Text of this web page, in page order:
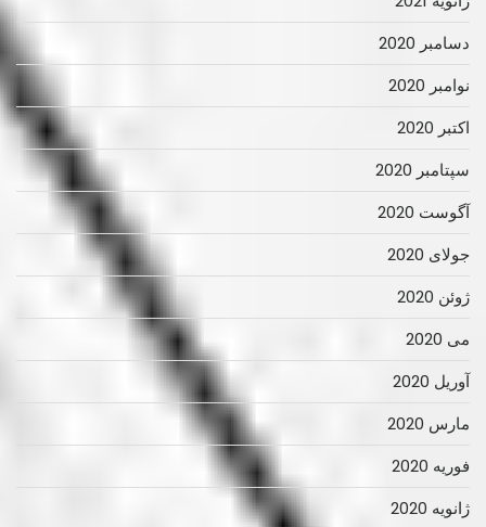
دسامبر 2020
نوامبر 2020
اکتبر 2020
سپتامبر 2020
آگوست 2020
جولای 2020
ژوئن 2020
می 2020
آوریل 2020
مارس 2020
فوریه 2020
ژانویه 2020